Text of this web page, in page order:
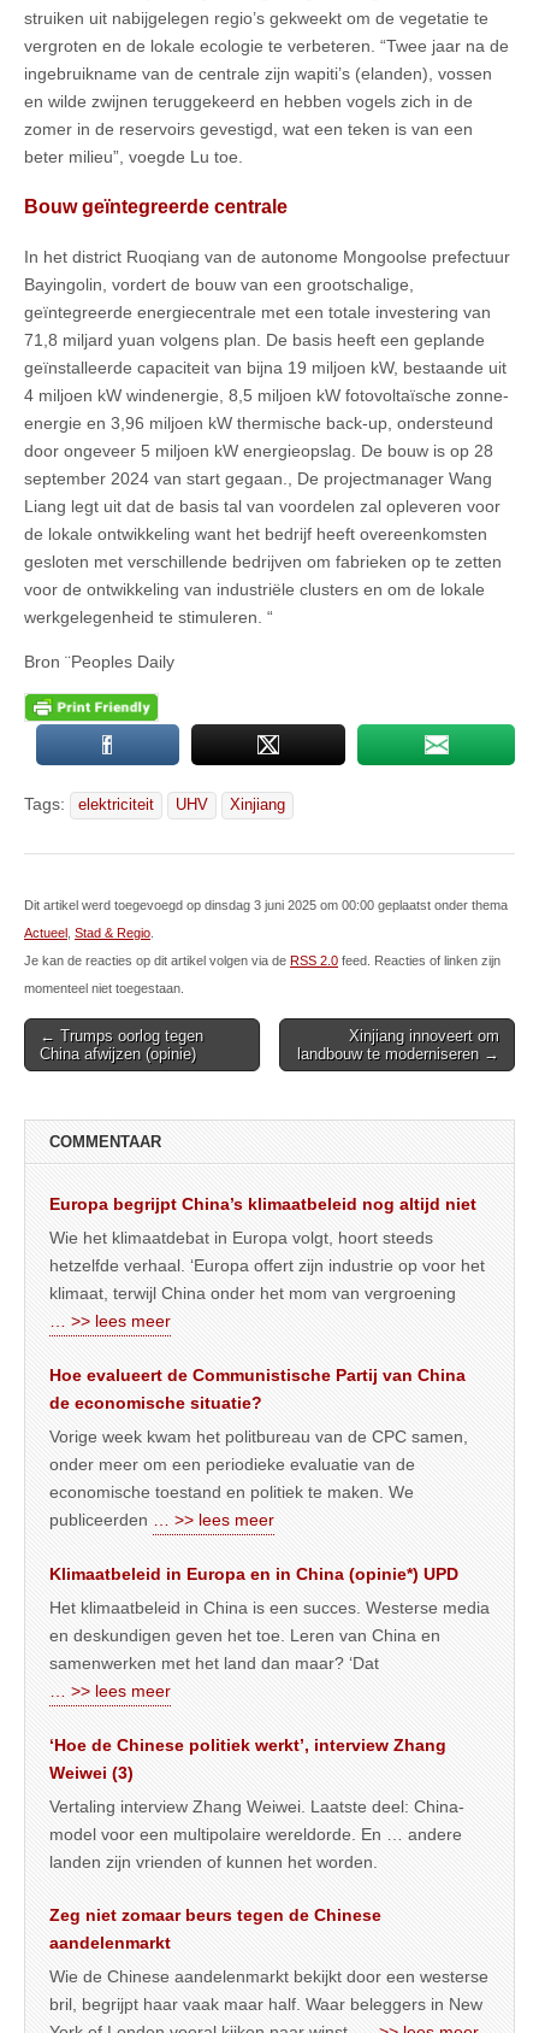
struiken uit nabijgelegen regio’s gekweekt om de vegetatie te
vergroten en de lokale ecologie te verbeteren. “Twee jaar na de
ingebruikname van de centrale zijn wapiti’s (elanden), vossen
en wilde zwijnen teruggekeerd en hebben vogels zich in de
zomer in de reservoirs gevestigd, wat een teken is van een
beter milieu”, voegde Lu toe.
Bouw geïntegreerde centrale
In het district Ruoqiang van de autonome Mongoolse prefectuur
Bayingolin, vordert de bouw van een grootschalige,
geïntegreerde energiecentrale met een totale investering van
71,8 miljard yuan volgens plan. De basis heeft een geplande
geïnstalleerde capaciteit van bijna 19 miljoen kW, bestaande uit
4 miljoen kW windenergie, 8,5 miljoen kW fotovoltaïsche zonne-
energie en 3,96 miljoen kW thermische back-up, ondersteund
door ongeveer 5 miljoen kW energieopslag. De bouw is op 28
september 2024 van start gegaan., De projectmanager Wang
Liang legt uit dat de basis tal van voordelen zal opleveren voor
de lokale ontwikkeling want het bedrijf heeft overeenkomsten
gesloten met verschillende bedrijven om fabrieken op te zetten
voor de ontwikkeling van industriële clusters en om de lokale
werkgelegenheid te stimuleren. “
Bron ¨Peoples Daily
Tags: elektriciteit UHV Xinjiang
Dit artikel werd toegevoegd op dinsdag 3 juni 2025 om 00:00 geplaatst onder thema
Actueel Stad & Regio
Je kan de reacties op dit artikel volgen via de RSS 2.0 feed. Reacties of linken zijn
momenteel niet toegestaan.
Post
navigation
← Trumps oorlog tegen
China afwijzen (opinie)
Xinjiang innoveert om
landbouw te moderniseren →
COMMENTAAR
Europa begrijpt China’s klimaatbeleid nog altijd niet
Wie het klimaatdebat in Europa volgt, hoort steeds
hetzelfde verhaal. ‘Europa offert zijn industrie op voor het
klimaat, terwijl China onder het mom van vergroening
… >> lees meer
Hoe evalueert de Communistische Partij van China
de economische situatie?
Vorige week kwam het politbureau van de CPC samen,
onder meer om een periodieke evaluatie van de
economische toestand en politiek te maken. We
publiceerden
… >> lees meer
Klimaatbeleid in Europa en in China (opinie*) UPD
Het klimaatbeleid in China is een succes. Westerse media
en deskundigen geven het toe. Leren van China en
samenwerken met het land dan maar? ‘Dat
… >> lees meer
‘Hoe de Chinese politiek werkt’, interview Zhang
Weiwei (3)
Vertaling interview Zhang Weiwei. Laatste deel: China-
model voor een multipolaire wereldorde. En … andere
landen zijn vrienden of kunnen het worden.
Zeg niet zomaar beurs tegen de Chinese
aandelenmarkt
Wie de Chinese aandelenmarkt bekijkt door een westerse
bril, begrijpt haar vaak maar half. Waar beleggers in New